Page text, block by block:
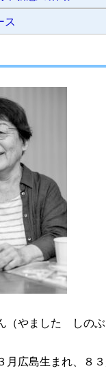
ス
（やました しのぶ
月広島生まれ、８